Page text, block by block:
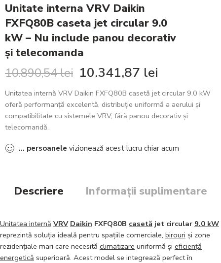
Unitate interna VRV Daikin
FXFQ80B caseta jet circular 9.0
kW – Nu include panou decorativ
și telecomanda
10.890,54lei 10.341,87 lei
Unitatea internă VRV Daikin FXFQ80B casetă jet circular 9.0 kW
oferă performanță excelentă, distribuție uniformă a aerului și
compatibilitate cu sistemele VRV, fără panou decorativ și
telecomandă.
... persoanele vizionează acest lucru chiar acum
Descriere Informații suplimentare
Unitatea internă VRV Daikin FXFQ80B casetă jet circular 9.0 kW
reprezintă soluția ideală pentru spațiile comerciale, birouri și zone
rezidențiale mari care necesită climatizare uniformă și eficiență
energetică superioară. Acest model se integrează perfect în